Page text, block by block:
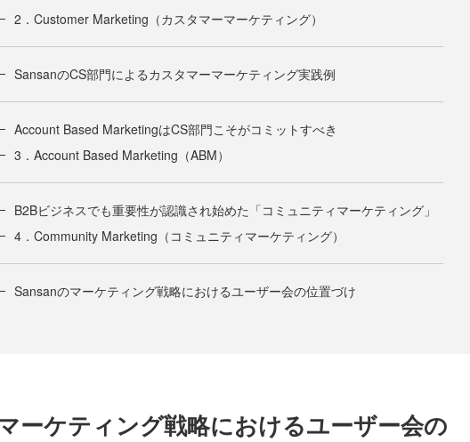
2．Customer Marketing（カスタマーマーケティング）
SansanのCS部門によるカスタマーマーケティング実践例
Account Based MarketingはCS部門こそがコミットすべき
3．Account Based Marketing（ABM）
B2Bビジネスでも重要性が認識され始めた「コミュニティマーケティング」
4．Community Marketing（コミュニティマーケティング）
Sansanのマーケティング戦略におけるユーザー会の位置づけ
ーケティング戦略におけるユーザー会の